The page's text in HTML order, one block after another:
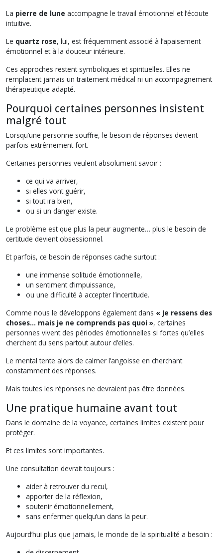
La pierre de lune accompagne le travail émotionnel et l’écoute
intuitive.
Le quartz rose, lui, est fréquemment associé à l’apaisement
émotionnel et à la douceur intérieure.
Ces approches restent symboliques et spirituelles. Elles ne
remplacent jamais un traitement médical ni un accompagnement
thérapeutique adapté.
Pourquoi certaines personnes insistent
malgré tout
Lorsqu’une personne souffre, le besoin de réponses devient
parfois extrêmement fort.
Certaines personnes veulent absolument savoir :
ce qui va arriver,
si elles vont guérir,
si tout ira bien,
ou si un danger existe.
Le problème est que plus la peur augmente… plus le besoin de
certitude devient obsessionnel.
Et parfois, ce besoin de réponses cache surtout :
une immense solitude émotionnelle,
un sentiment d’impuissance,
ou une difficulté à accepter l’incertitude.
Comme nous le développons également dans « Je ressens des
choses… mais je ne comprends pas quoi », certaines
personnes vivent des périodes émotionnelles si fortes qu’elles
cherchent du sens partout autour d’elles.
Le mental tente alors de calmer l’angoisse en cherchant
constamment des réponses.
Mais toutes les réponses ne devraient pas être données.
Une pratique humaine avant tout
Dans le domaine de la voyance, certaines limites existent pour
protéger.
Et ces limites sont importantes.
Une consultation devrait toujours :
aider à retrouver du recul,
apporter de la réflexion,
soutenir émotionnellement,
sans enfermer quelqu’un dans la peur.
Aujourd’hui plus que jamais, le monde de la spiritualité a besoin :